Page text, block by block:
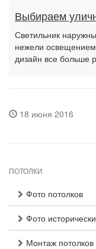
Выбираем
Светильник
нежели
дизайн все больше
18 июня 2016
ПОТОЛКИ
Фото потолков
Фото
Монтаж